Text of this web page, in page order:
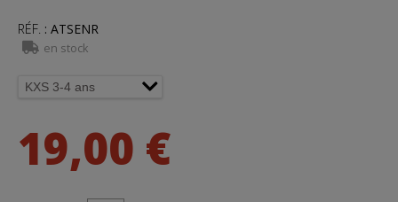
RÉF. : ATSENR
en stock
19,00 €